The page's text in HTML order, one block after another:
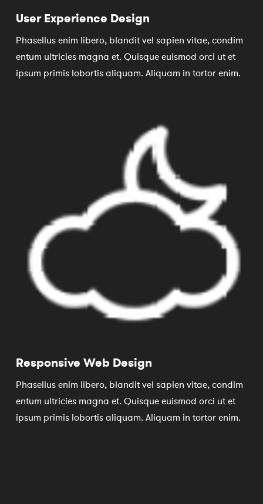
User Experience Design
Phasellus enim libero, blandit vel sapien vitae, condim
entum ultricies magna et. Quisque euismod orci ut et
ipsum primis lobortis aliquam. Aliquam in tortor enim.
Responsive Web Design
Phasellus enim libero, blandit vel sapien vitae, condim
entum ultricies magna et. Quisque euismod orci ut et
ipsum primis lobortis aliquam. Aliquam in tortor enim.